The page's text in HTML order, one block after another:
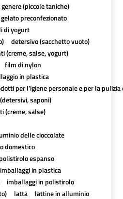
(piccole taniche)
preconfezionato
di yogurt
detersivo (sacchetto vuoto)
(creme, salse, yogurt)
film di nylon
in plastica
per l’igiene personale e per la pulizia
saponi)
(creme, salse)
delle cioccolate
domestico
espanso
imballaggi in plastica
imballaggi in polistirolo
latta
lattine in alluminio